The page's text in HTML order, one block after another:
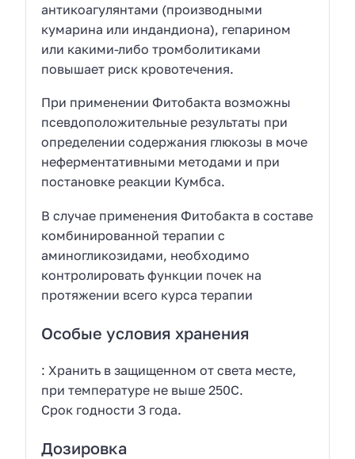
антикоагулянтами (производными
кумарина или индандиона), гепарином
или какими-либо тромболитиками
повышает риск кровотечения.
При применении Фитобакта возможны
псевдоположительные результаты при
определении содержания глюкозы в моче
неферментативными методами и при
постановке реакции Кумбса.
В случае применения Фитобакта в составе
комбинированной терапии с
аминогликозидами, необходимо
контролировать функции почек на
протяжении всего курса терапии
Особые условия хранения
: Хранить в защищенном от света месте,
при температуре не выше 250С.
Срок годности З года.
Дозировка